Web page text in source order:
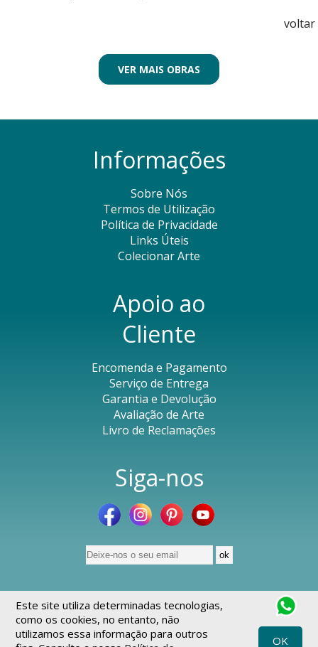
Este site utiliza determinadas tecnologias,
como os cookies, no entanto, não
utilizamos essa informação para outros
OK
voltar
VER MAIS OBRAS
Informações
Sobre Nós
Termos de Utilização
Política de Privacidade
Links Úteis
Colecionar Arte
Apoio ao
Cliente
Encomenda e Pagamento
Serviço de Entrega
Garantia e Devolução
Avaliação de Arte
Livro de Reclamações
Siga-nos
© Culturas - 2026Todos os direitos reservados
Desenvolvido pelaINOVAnet